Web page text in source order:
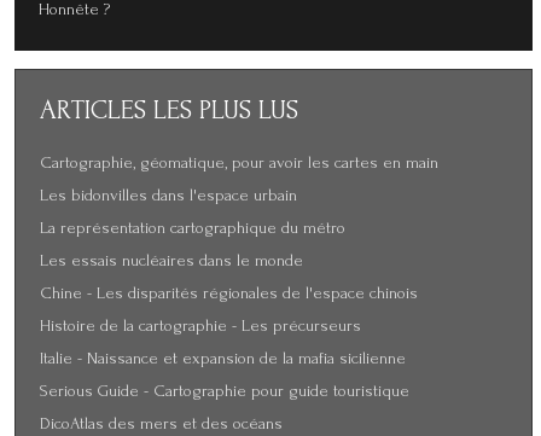
Honnête ?
ARTICLES LES PLUS LUS
Cartographie, géomatique, pour avoir les cartes en main
Les bidonvilles dans l'espace urbain
La représentation cartographique du métro
Les essais nucléaires dans le monde
Chine - Les disparités régionales de l'espace chinois
Histoire de la cartographie - Les précurseurs
Italie - Naissance et expansion de la mafia sicilienne
Serious Guide - Cartographie pour guide touristique
DicoAtlas des mers et des océans